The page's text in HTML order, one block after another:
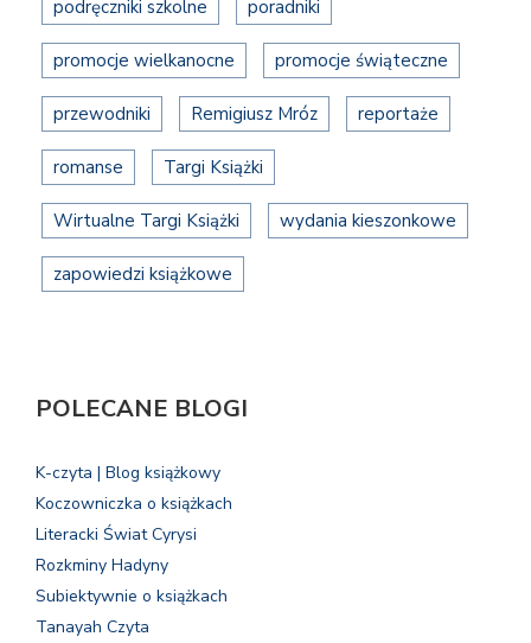
podręczniki szkolne poradniki
promocje wielkanocne promocje świąteczne
przewodniki Remigiusz Mróz reportaże
romanse Targi Książki
Wirtualne Targi Książki wydania kieszonkowe
zapowiedzi książkowe
POLECANE BLOGI
K-czyta | Blog książkowy
Koczowniczka o książkach
Literacki Świat Cyrysi
Rozkminy Hadyny
Subiektywnie o książkach
Tanayah Czyta